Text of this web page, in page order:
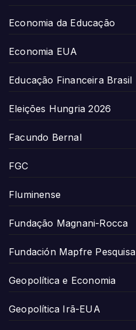
Economia da Educação
Economia EUA
Educação Financeira Brasil
Eleições Hungria 2026
Facundo Bernal
FGC
Fluminense
Fundação Magnani-Rocca
Fundación Mapfre Pesquisa
Geopolítica e Economia
Geopolítica Irã-EUA